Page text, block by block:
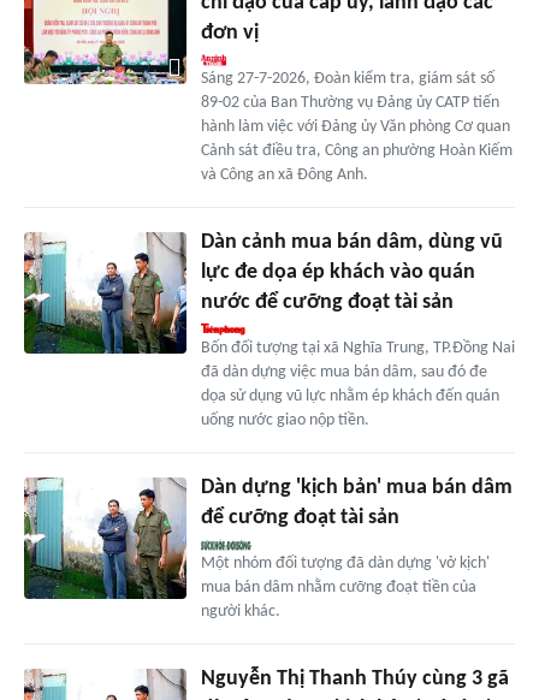
đơn vị
Sáng 27-7-2026, Đoàn kiểm tra, giám sát số
89-02 của Ban Thường vụ Đảng ủy CATP tiến
hành làm việc với Đảng ủy Văn phòng Cơ quan
Cảnh sát điều tra, Công an phường Hoàn Kiếm
và Công an xã Đông Anh.
Dàn cảnh mua bán dâm, dùng vũ
lực đe dọa ép khách vào quán
nước để cưỡng đoạt tài sản
Bốn đối tượng tại xã Nghĩa Trung, TP.Đồng Nai
đã dàn dựng việc mua bán dâm, sau đó đe
dọa sử dụng vũ lực nhằm ép khách đến quán
uống nước giao nộp tiền.
Dàn dựng 'kịch bản' mua bán dâm
để cưỡng đoạt tài sản
Một nhóm đối tượng đã dàn dựng 'vở kịch'
mua bán dâm nhằm cưỡng đoạt tiền của
người khác.
Nguyễn Thị Thanh Thúy cùng 3 gã